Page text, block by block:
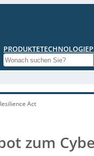
PRODUKTETECHNOLOGIE
Search
Act
zum